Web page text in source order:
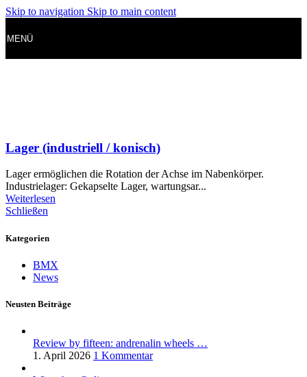
Skip to navigation Skip to main content
MENÜ
Lager (industriell / konisch)
Lager ermöglichen die Rotation der Achse im Nabenkörper.
Industrielager: Gekapselte Lager, wartungsar...
Weiterlesen
Schließen
Kategorien
BMX
News
Neusten Beiträge
Review by fifteen: andrenalin wheels …
1. April 2026 1 Kommentar